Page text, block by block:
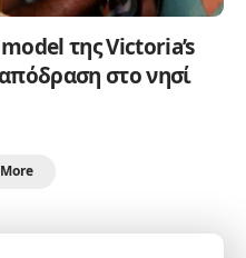
της Victoria’s
στο νησί